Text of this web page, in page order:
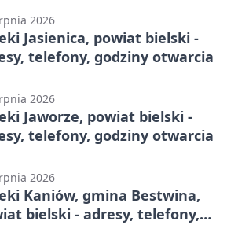
2026
Jasienica, powiat bielski -
telefony, godziny otwarcia
2026
Jaworze, powiat bielski -
telefony, godziny otwarcia
2026
Kaniów, gmina Bestwina,
bielski - adresy, telefony,